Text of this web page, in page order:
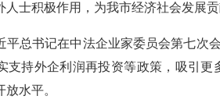
士积极作用，为我市经济社会发展贡
平总书记在中法企业家委员会第七次
支持外企利润再投资等政策，吸引
水平。